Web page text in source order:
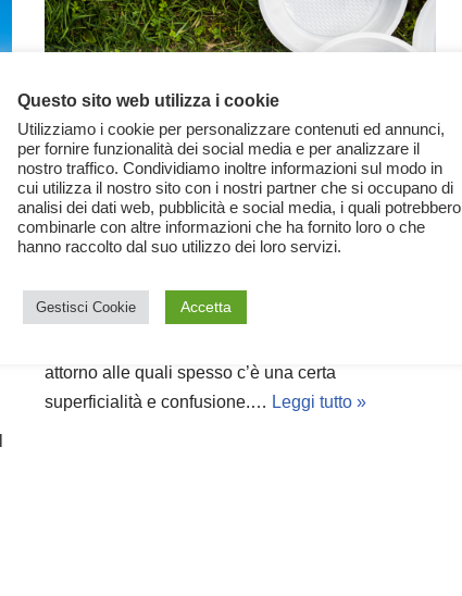
La Bioplastica
Con il termine Bioplastica si indicano materiali
attorno alle quali spesso c’è una certa
superficialità e confusione.… Leggi tutto »
Questo sito web utilizza i cookie
Utilizziamo i cookie per personalizzare contenuti ed annunci,
per fornire funzionalità dei social media e per analizzare il
nostro traffico. Condividiamo inoltre informazioni sul modo in
cui utilizza il nostro sito con i nostri partner che si occupano di
analisi dei dati web, pubblicità e social media, i quali potrebbero
combinarle con altre informazioni che ha fornito loro o che
hanno raccolto dal suo utilizzo dei loro servizi.
Gestisci Cookie Accetta